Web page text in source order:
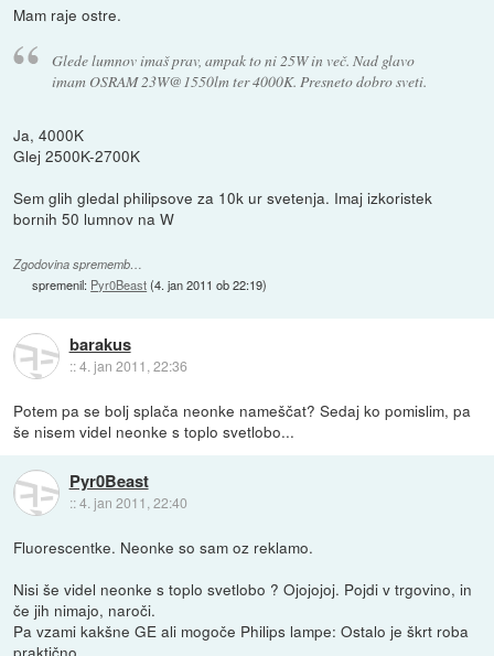
Mam raje ostre.
Glede lumnov imaš prav, ampak to ni 25W in več. Nad glavo
imam OSRAM 23W@1550lm ter 4000K. Presneto dobro sveti.
Ja, 4000K
Glej 2500K-2700K
Sem glih gledal philipsove za 10k ur svetenja. Imaj izkoristek
bornih 50 lumnov na W
Zgodovina sprememb…
spremenil: Pyr0Beast(4. jan 2011 ob 22:19)
barakus
::4. jan 2011, 22:36
Potem pa se bolj splača neonke nameščat? Sedaj ko pomislim, pa
še nisem videl neonke s toplo svetlobo...
Pyr0Beast
::4. jan 2011, 22:40
Fluorescentke. Neonke so sam oz reklamo.
Nisi še videl neonke s toplo svetlobo ? Ojojojoj. Pojdi v trgovino, in
če jih nimajo, naroči.
Pa vzami kakšne GE ali mogoče Philips lampe: Ostalo je škrt roba